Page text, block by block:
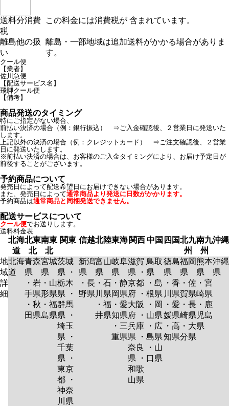
送料分消費
税
この料金には消費税が 含まれています。
離島他の扱
い
離島・一部地域は追加送料がかかる場合がありま
す。
クール便
【業者】
佐川急便
【配送サービス名】
飛脚クール便
【備考】
商品発送のタイミング
特にご指定がない場合、
前払い決済の場合（例：銀行振込） ⇒ご入金確認後、２営業日に発送いた
します。
上記以外の決済の場合（例：クレジットカード） ⇒ご注文確認後、２営業
日に発送いたします。
※前払い決済の場合は、お客様のご入金タイミングにより、お届け予定日が
前後することがございます。
予約商品について
発売日によって配送希望日にお届けできない場合があります。
また、発売日によって通常商品より発送に日数がかかります。
予約商品は通常商品と同梱発送できません。
配送サービスについて
クール便でお送りします。
送料料金表
北海
道
北東
北
南東
北
関東 信越北陸東海 関西中国 四国北九
州
南九
州
沖縄
地
域
詳
細
北海
道
青森
県
・岩
手県
・秋
田県
宮城
県
・山
形県
・福
島県
茨城
県 ・
栃木
県 ・
群馬
県 ・
埼玉
県 ・
千葉
県 ・
東京
都 ・
神奈
川県
新潟
県
・長
野県
富山
県
・石
川県
・福
井県
岐阜
県
・静
岡県
・愛
知県
・三
重県
滋賀
県 ・
京都
府 ・
大阪
府 ・
兵庫
県 ・
奈良
県 ・
和歌
山県
鳥取
県
・島
根県
・岡
山県
・広
島県
・山
口県
徳島
県
・香
川県
・愛
媛県
・高
知県
福岡
県
・佐
賀県
・長
崎県
・大
分県
熊本
県
・宮
崎県
・鹿
児島
県
沖縄
県